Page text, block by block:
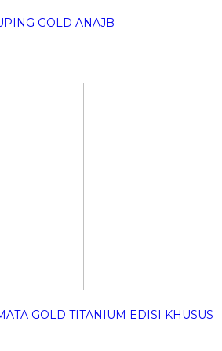
GOLD ANAJB
GOLD TITANIUM EDISI KHUSUS